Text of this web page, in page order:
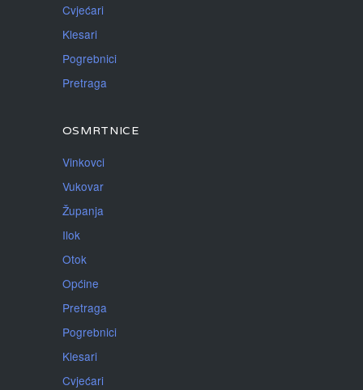
Cvjećari
Klesari
Pogrebnici
Pretraga
OSMRTNICE
Vinkovci
Vukovar
Županja
Ilok
Otok
Općine
Pretraga
Pogrebnici
Klesari
Cvjećari